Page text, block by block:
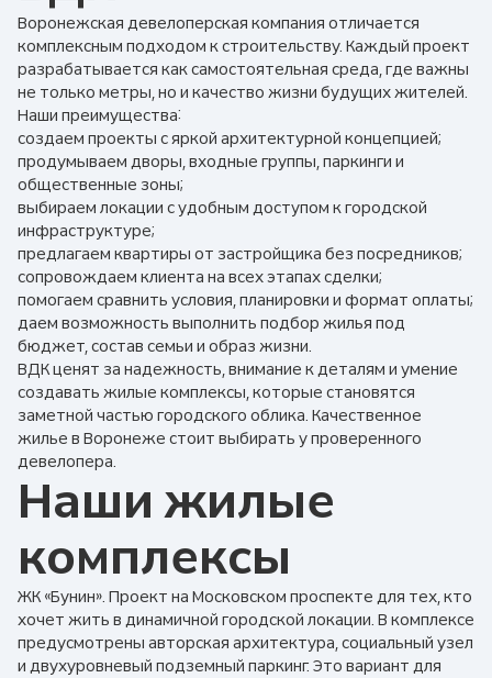
Воронежская девелоперская компания отличается
комплексным подходом к строительству. Каждый проект
разрабатывается как самостоятельная среда, где важны
не только метры, но и качество жизни будущих жителей.
Наши преимущества:
создаем проекты с яркой архитектурной концепцией;
продумываем дворы, входные группы, паркинги и
общественные зоны;
выбираем локации с удобным доступом к городской
инфраструктуре;
предлагаем квартиры от застройщика без посредников;
сопровождаем клиента на всех этапах сделки;
помогаем сравнить условия, планировки и формат оплаты;
даем возможность выполнить подбор жилья под
бюджет, состав семьи и образ жизни.
ВДК ценят за надежность, внимание к деталям и умение
создавать жилые комплексы, которые становятся
заметной частью городского облика. Качественное
жилье в Воронеже стоит выбирать у проверенного
девелопера.
Наши жилые
комплексы
ЖК «Бунин». Проект на Московском проспекте для тех, кто
хочет жить в динамичной городской локации. В комплексе
предусмотрены авторская архитектура, социальный узел
и двухуровневый подземный паркинг. Это вариант для